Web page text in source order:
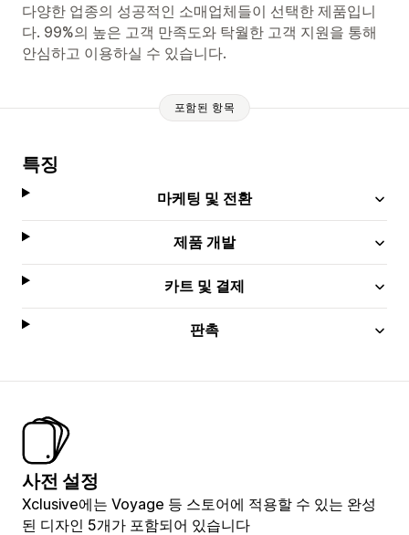
다양한 업종의 성공적인 소매업체들이 선택한 제품입니
다. 99%의 높은 고객 만족도와 탁월한 고객 지원을 통해
안심하고 이용하실 수 있습니다.
포함된 항목
특징
마케팅 및 전환
제품 개발
카트 및 결제
판촉
사전 설정
Xclusive에는 Voyage 등 스토어에 적용할 수 있는 완성
된 디자인 5개가 포함되어 있습니다